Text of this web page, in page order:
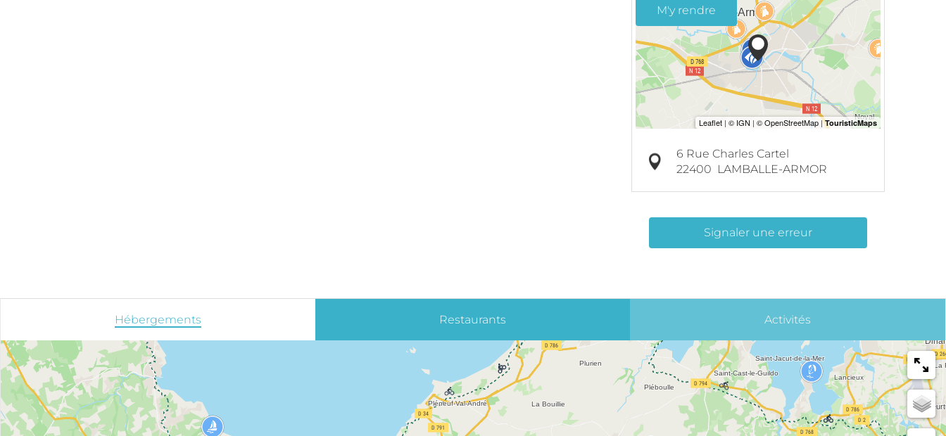
M'y rendre
6 Rue Charles Cartel
22400 LAMBALLE-ARMOR
Signaler une erreur
Hébergements Restaurants Activités